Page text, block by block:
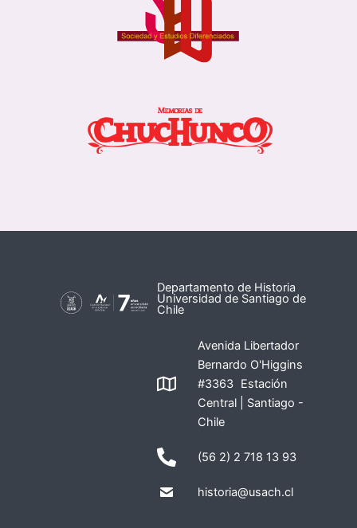
Departamento de Historia
Universidad de Santiago de
Chile
Avenida Libertador
Bernardo O'Higgins
#3363 Estación
Central | Santiago -
Chile
(56 2) 2 718 13 93
historia@usach.cl